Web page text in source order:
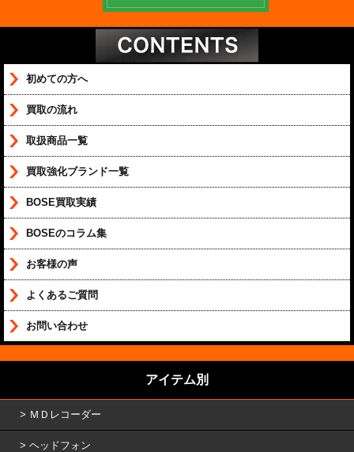
初めての方へ
買取の流れ
取扱商品一覧
買取強化ブランド一覧
BOSE買取実績
BOSEのコラム集
お客様の声
よくあるご質問
お問い合わせ
アイテム別
ＭＤレコーダー
ヘッドフォン